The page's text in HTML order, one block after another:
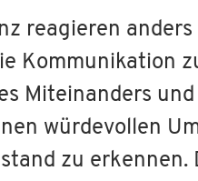
reagieren
Kommunikation
Miteinanders
würdevollen
zu erkennen.